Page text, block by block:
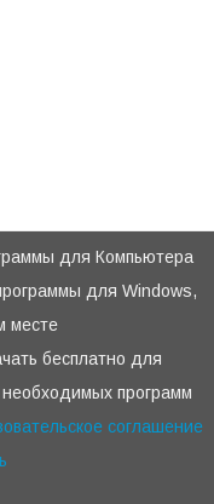
для Компьютера
для Windows,
месте
бесплатно для
программ
соглашение